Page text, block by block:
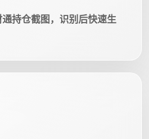
通持仓截图，识别后快速生